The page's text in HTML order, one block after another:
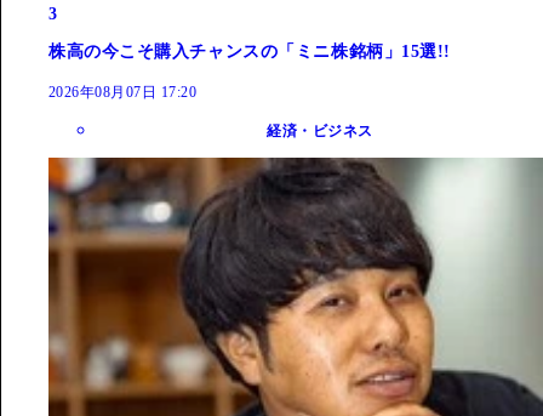
3
株高の今こそ購入チャンスの「ミニ株銘柄」15選!!
2026年08月07日 17:20
経済・ビジネス